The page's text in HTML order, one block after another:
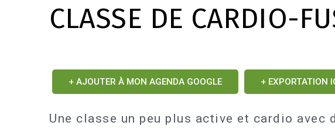
CLASSE DE CARDIO-
+ AJOUTER À MON AGENDA GOOGLE + EXPORTATION
Une classe un peu plus active et cardio avec